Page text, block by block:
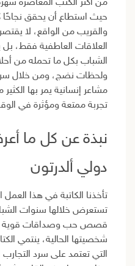
من أكثر الكتب المعاصرة
حيث استطاع أن يحقق نجاحًا
والقريب من الواقع، لا
العلاقات العاطفية فقط،
الشباب بكل ما تحمله من
ولحظات نضج، ومن خلال
مشاعر إنسانية يمر بها
تجربة ممتعة ومؤثرة في
دولي ألدرتون
تأخذنا الكاتبة في هذا
تستعرض خلالها سنوات
قصص حب وصداقات قوية
شخصيتها الحالية، ينتمي
التي تعتمد على سرد